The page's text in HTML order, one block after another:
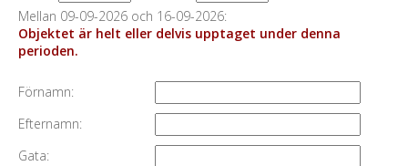
Mellan 09-09-2026 och 16-09-2026:
Objektet är helt eller delvis upptaget under denna
perioden.
Förnamn:
Efternamn:
Gata: